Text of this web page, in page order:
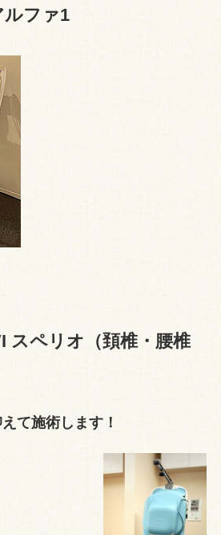
ルファ1
スペリオ（頚椎・腰椎
て施術します！